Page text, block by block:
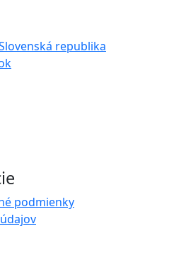
republika
podmienky